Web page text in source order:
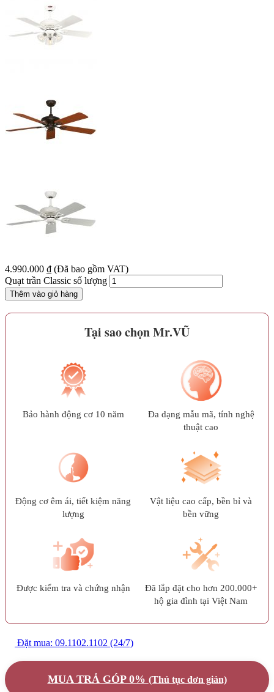
4.990.000 ₫ (Đã bao gồm VAT)
Quạt trần Classic số lượng
Thêm vào giỏ hàng
Tại sao chọn Mr.VŨ
Bảo hành động cơ 10 năm
Đa dạng mẫu mã, tính nghệ
thuật cao
Động cơ êm ái, tiết kiệm năng
lượng
Vật liệu cao cấp, bền bỉ và
bền vững
Được kiểm tra và chứng nhận
Đã lắp đặt cho hơn 200.000+
hộ gia đình tại Việt Nam
Đặt mua: 09.1102.1102 (24/7)
MUA TRẢ GÓP 0% (Thủ tục đơn giản)